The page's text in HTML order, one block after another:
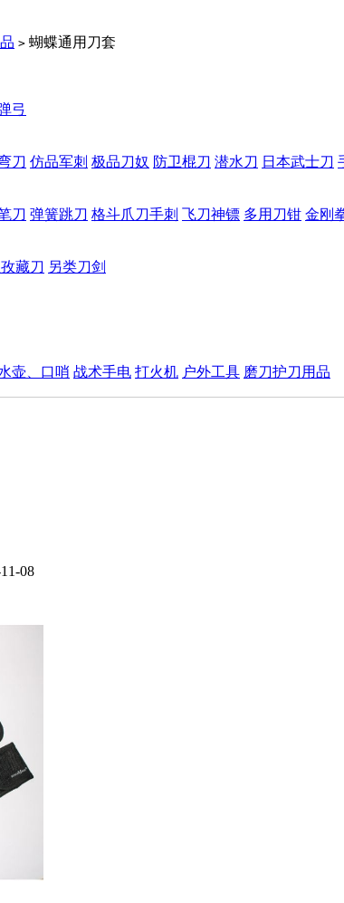
> 蝴蝶通用刀套
弓
刀 仿品军刺 极品刀奴 防卫棍刀 潜水刀 日本武士刀
刀 弹簧跳刀 格斗爪刀手刺 飞刀神镖 多用刀钳 金刚
藏刀 另类刀剑
壶、口哨 战术手电 打火机 户外工具 磨刀护刀用品
08